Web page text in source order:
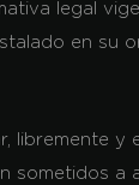
legal
en su
libremente y
sometidos